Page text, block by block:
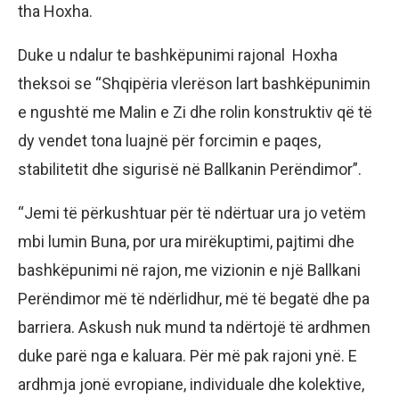
tha Hoxha.
Duke u ndalur te bashkëpunimi rajonal Hoxha
theksoi se “Shqipëria vlerëson lart bashkëpunimin
e ngushtë me Malin e Zi dhe rolin konstruktiv që të
dy vendet tona luajnë për forcimin e paqes,
stabilitetit dhe sigurisë në Ballkanin Perëndimor”.
“Jemi të përkushtuar për të ndërtuar ura jo vetëm
mbi lumin Buna, por ura mirëkuptimi, pajtimi dhe
bashkëpunimi në rajon, me vizionin e një Ballkani
Perëndimor më të ndërlidhur, më të begatë dhe pa
barriera. Askush nuk mund ta ndërtojë të ardhmen
duke parë nga e kaluara. Për më pak rajoni ynë. E
ardhmja jonë evropiane, individuale dhe kolektive,